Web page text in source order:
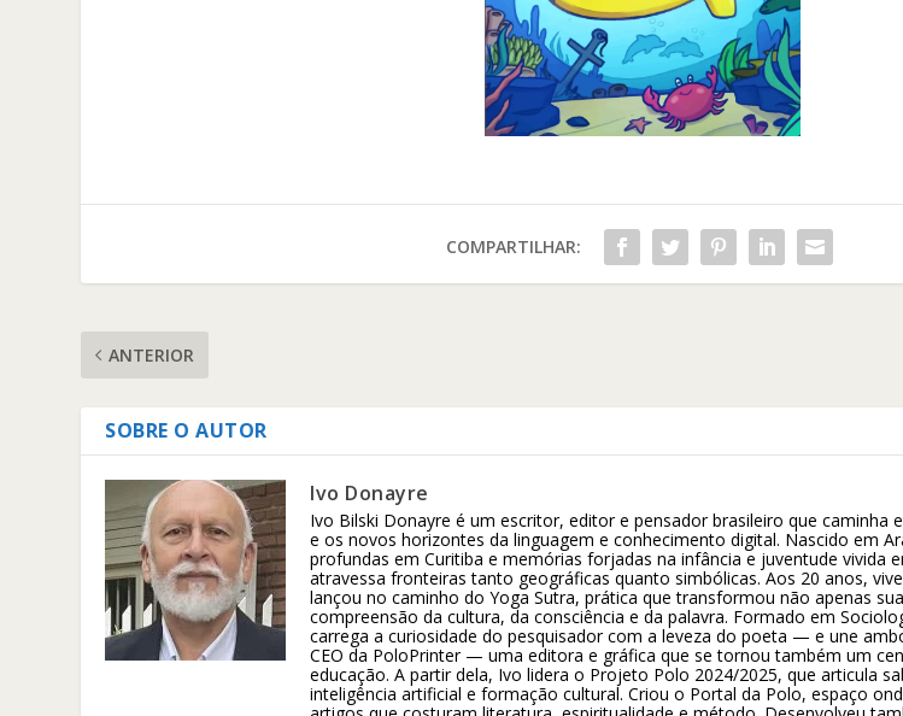
COMPARTILHAR:
ANTERIOR
SOBRE O AUTOR
Ivo Donayre
Ivo Bilski Donayre é um escritor, editor e pensador brasileiro que caminha
e os novos horizontes da linguagem e conhecimento digital. Nascido em
profundas em Curitiba e memórias forjadas na infância e juventude vivida
atravessa fronteiras tanto geográficas quanto simbólicas. Aos 20 anos,
lançou no caminho do Yoga Sutra, prática que transformou não apenas
compreensão da cultura, da consciência e da palavra. Formado em
carrega a curiosidade do pesquisador com a leveza do poeta — e une
CEO da PoloPrinter — uma editora e gráfica que se tornou também um
educação. A partir dela, Ivo lidera o Projeto Polo 2024/2025, que articula
inteligência artificial e formação cultural. Criou o Portal da Polo, espaço